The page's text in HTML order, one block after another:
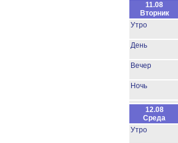
11.08
Вторник
Утро
День
Вечер
Ночь
12.08
Среда
Утро